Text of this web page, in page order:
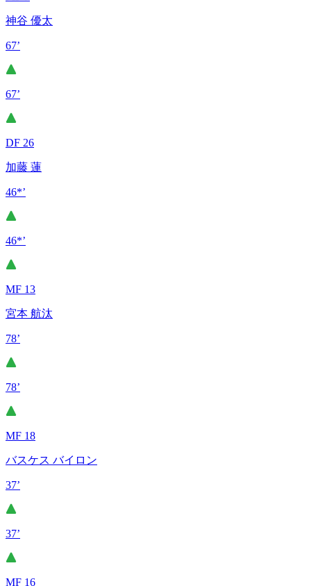
神谷 優太
67’
67’
DF 26
加藤 蓮
46*’
46*’
MF 13
宮本 航汰
78’
78’
MF 18
バスケス バイロン
37’
37’
MF 16